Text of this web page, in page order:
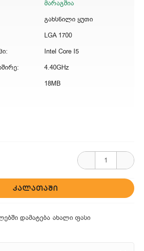
მარაგშია
გახსნილი ყუთი
LGA 1700
Intel Core I5
4.40GHz
18MB
ᲙᲐᲚᲐᲗᲐᲨᲘ
დამატება ახალი ფასი